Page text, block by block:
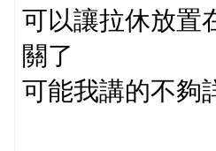
可以讓拉休放置
關了
可能我講的不夠